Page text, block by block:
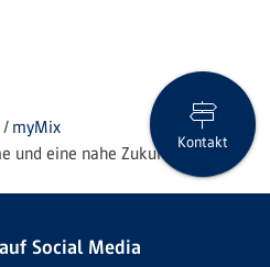
myMix
und eine nahe Zukunft – deine
Kontakt
Social Media